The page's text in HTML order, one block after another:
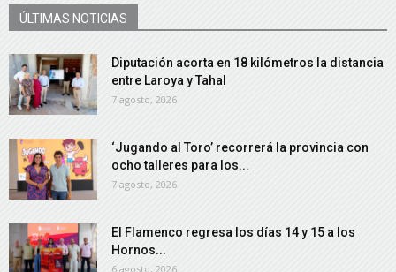
ÚLTIMAS NOTICIAS
Diputación acorta en 18 kilómetros la distancia
entre Laroya y Tahal
7 agosto, 2026
‘Jugando al Toro’ recorrerá la provincia con
ocho talleres para los...
7 agosto, 2026
El Flamenco regresa los días 14 y 15 a los
Hornos...
6 agosto, 2026